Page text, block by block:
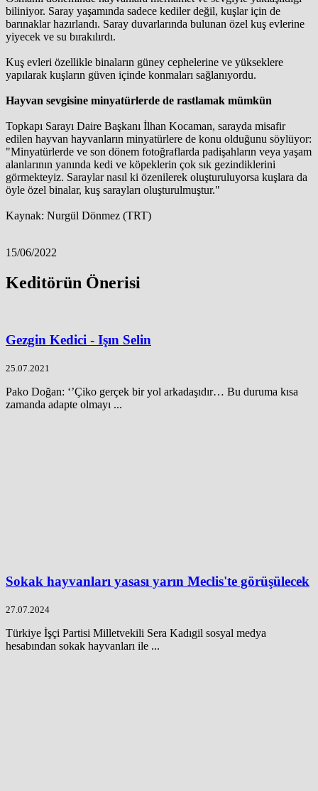
biliniyor. Saray yaşamında sadece kediler değil, kuşlar için de
barınaklar hazırlandı. Saray duvarlarında bulunan özel kuş evlerine
yiyecek ve su bırakılırdı.
Kuş evleri özellikle binaların güney cephelerine ve yükseklere
yapılarak kuşların güven içinde konmaları sağlanıyordu.
Hayvan sevgisine minyatürlerde de rastlamak mümkün
Topkapı Sarayı Daire Başkanı İlhan Kocaman, sarayda misafir
edilen hayvan hayvanların minyatürlere de konu olduğunu söylüyor:
"Minyatürlerde ve son dönem fotoğraflarda padişahların veya yaşam
alanlarının yanında kedi ve köpeklerin çok sık gezindiklerini
görmekteyiz. Saraylar nasıl ki özenilerek oluşturuluyorsa kuşlara da
öyle özel binalar, kuş sarayları oluşturulmuştur."
Kaynak: Nurgül Dönmez (TRT)
15/06/2022
Keditörün Önerisi
Gezgin Kedici - Işın Selin
25.07.2021
Pako Doğan: ‘’Çiko gerçek bir yol arkadaşıdır… Bu duruma kısa
zamanda adapte olmayı ...
Sokak hayvanları yasası yarın Meclis'te görüşülecek
27.07.2024
Türkiye İşçi Partisi Milletvekili Sera Kadıgil sosyal medya
hesabından sokak hayvanları ile ...